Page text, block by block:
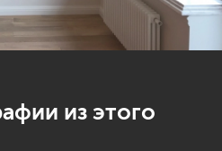
из этого